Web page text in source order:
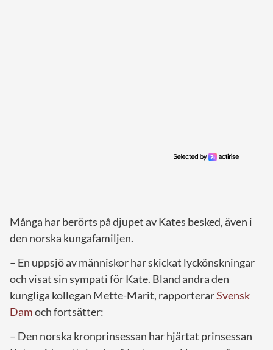
Många har berörts på djupet av Kates besked, även i
den norska kungafamiljen.
– En uppsjö av människor har skickat lyckönskningar
och visat sin sympati för Kate. Bland andra den
kungliga kollegan Mette-Marit, rapporterarSvensk
Damoch fortsätter:
– Den norska kronprinsessan har hjärtat prinsessan